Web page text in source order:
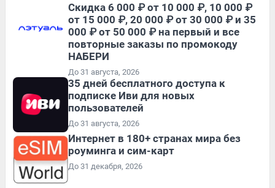
Скидка 6 000 ₽ от 10 000 ₽, 10 000 ₽
от 15 000 ₽, 20 000 ₽ от 30 000 ₽ и 35
000 ₽ от 50 000 ₽ на первый и все
повторные заказы по промокоду
НАБЕРИ
До 31 августа, 2026
35 дней бесплатного доступа к
подписке Иви для новых
пользователей
До 31 августа, 2026
Интернет в 180+ странах мира без
роуминга и сим-карт
До 31 декабря, 2026